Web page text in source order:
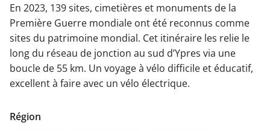
En 2023, 139 sites, cimetières et monuments de la
Première Guerre mondiale ont été reconnus comme
sites du patrimoine mondial. Cet itinéraire les relie le
long du réseau de jonction au sud d’Ypres via une
boucle de 55 km. Un voyage à vélo difficile et éducatif,
excellent à faire avec un vélo électrique.
Région